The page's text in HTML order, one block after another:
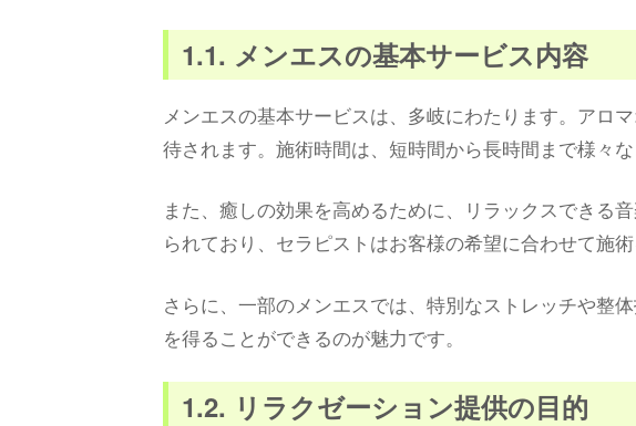
1.1. メンエスの基本サービス内容
メンエスの基本サービスは、多岐にわたります。アロ
待されます。施術時間は、短時間から長時間まで様々な
また、癒しの効果を高めるために、リラックスできる
られており、セラピストはお客様の希望に合わせて施術
さらに、一部のメンエスでは、特別なストレッチや整
を得ることができるのが魅力です。
1.2. リラクゼーション提供の目的